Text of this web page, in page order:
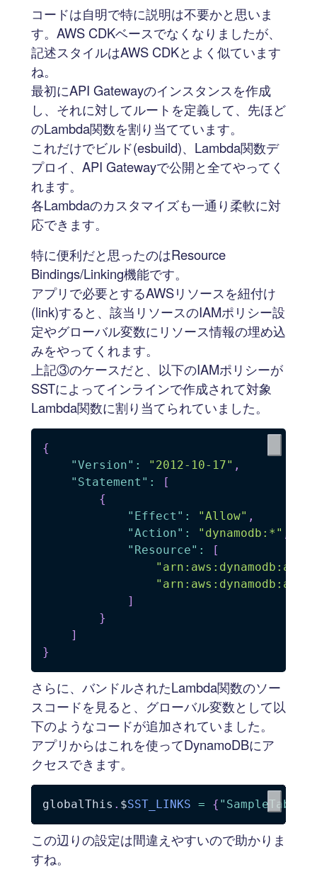
コードは自明で特に説明は不要かと思いま
す。AWS CDKベースでなくなりましたが、
記述スタイルはAWS CDKとよく似ています
ね。
最初にAPI Gatewayのインスタンスを作成
し、それに対してルートを定義して、先ほど
のLambda関数を割り当てています。
これだけでビルド(esbuild)、Lambda関数デ
プロイ、API Gatewayで公開と全てやってく
れます。
各Lambdaのカスタマイズも一通り柔軟に対
応できます。
特に便利だと思ったのはResource
Bindings/Linking機能です。
アプリで必要とするAWSリソースを紐付け
(link)すると、該当リソースのIAMポリシー設
定やグローバル変数にリソース情報の埋め込
みをやってくれます。
上記③のケースだと、以下のIAMポリシーが
SSTによってインラインで作成されて対象
Lambda関数に割り当てられていました。
{
"Version" : "2012-10-17" ,
"Statement" :
[
{
"Effect" : "Allow" ,
"Action" : "dynamodb:*"
"Resource" :
[
]
}
]
}
さらに、バンドルされたLambda関数のソー
スコードを見ると、グローバル変数として以
下のようなコードが追加されていました。
アプリからはこれを使ってDynamoDBにア
クセスできます。
globalThis . $SST_LINKS = { "SampleTable"
この辺りの設定は間違えやすいので助かりま
すね。